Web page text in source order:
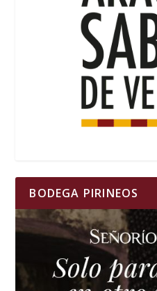
BODEGA PIRINEOS